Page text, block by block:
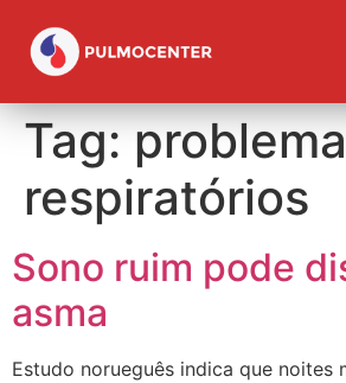
Tag:
respiratórios
Sono ruim pode
asma
Estudo norueguês indica que noites